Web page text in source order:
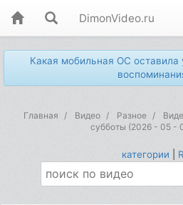
DimonVideo.ru
Какая мобильная ОС
Главная Видео Разное
субботы (2026 - 05 -
категории